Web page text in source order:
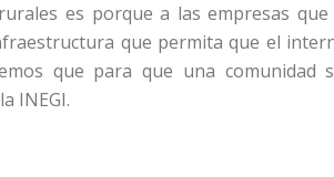
es porque a las empresas que
que permita que el
que para que una comunidad
INEGI.